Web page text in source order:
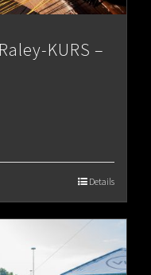
KURS –
Details